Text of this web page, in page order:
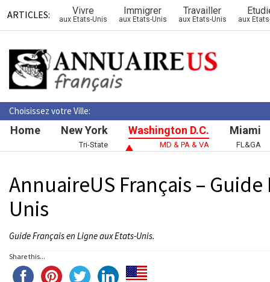
ARTICLES: Vivre
aux Etats-Unis
Immigrer
aux Etats-Unis
Travailler
aux Etats-Unis aux
Choisissez votre Ville:
Home New York
Tri-State
Washington D.C.
MD & PA & VA
Miami
FL&GA
AnnuaireUS Français – Guide
Unis
Guide Français en Ligne aux Etats-Unis.
Share this...